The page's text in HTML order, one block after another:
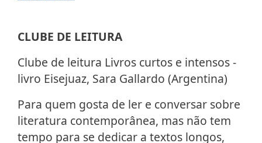
CLUBE DE LEITURA
Clube de leitura Livros curtos e intensos -
livro Eisejuaz, Sara Gallardo (Argentina)
Para quem gosta de ler e conversar sobre
literatura contemporânea, mas não tem
tempo para se dedicar a textos longos,